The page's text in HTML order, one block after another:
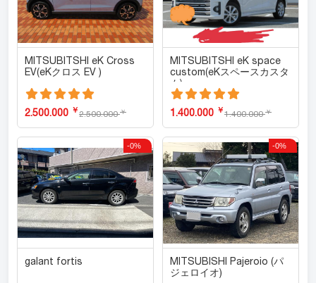
MITSUBITSHI eK Cross
EV(eKクロス EV )
2.500.000￥
2.500.000 ￥
MITSUBITSHI eK space
custom(eKスペースカスタ
ム)
1.400.000￥
1.400.000 ￥
-0%
galant fortis
-0%
MITSUBISHI Pajeroio (パ
ジェロイオ)